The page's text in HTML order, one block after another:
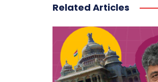
Related Articles